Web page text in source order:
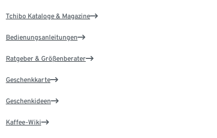
Tchibo Kataloge & Magazine
Bedienungsanleitungen
Ratgeber & Größenberater
Geschenkkarte
Geschenkideen
Kaffee-Wiki